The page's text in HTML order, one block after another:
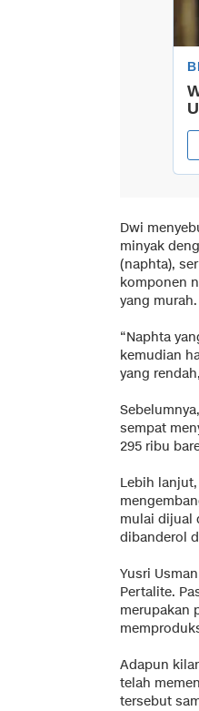
Dwi
minyak
(naphta),
komponen
yang murah.
“Naphta
kemudian
yang
sempat
295 ribu
Lebih
mulai dijual
dibanderol
Yusri
Pertalite.
merupakan
Adapun
telah
tersebut